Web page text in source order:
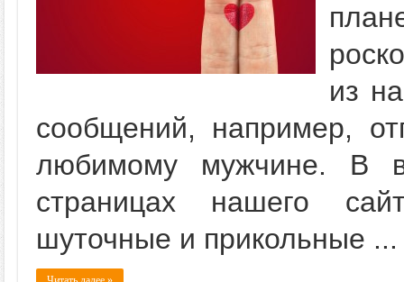
из
сообщений, например,
любимому мужчине. В
страницах нашего
шуточные и прикольные ...